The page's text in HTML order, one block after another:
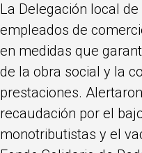
La Delegación local
empleados de
en medidas que
de la obra social y la
prestaciones.
recaudación por el
monotributistas y el